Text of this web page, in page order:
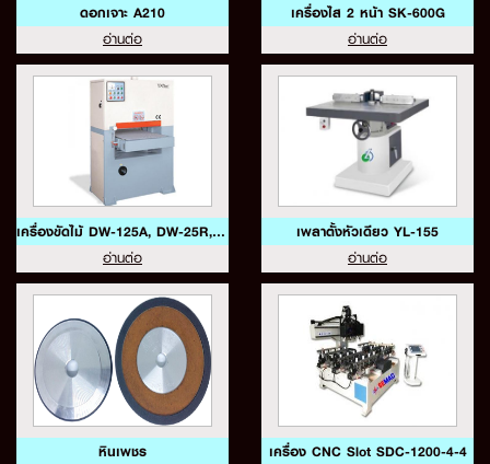
ดอกเจาะ A210
อ่านต่อ
เครื่องไส 2 หน้า SK-600G
อ่านต่อ
เครื่องขัดไม้ DW-125A, DW-25R, DW51RP
อ่านต่อ
เพลาตั้งหัวเดียว YL-155
อ่านต่อ
หินเพชร เครื่อง CNC Slot SDC-1200-4-4